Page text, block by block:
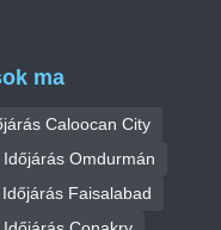
ma
Caloocan City
Omdurmán
Faisalabad